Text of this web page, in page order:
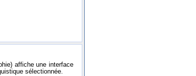
affiche une interface
sélectionnée.